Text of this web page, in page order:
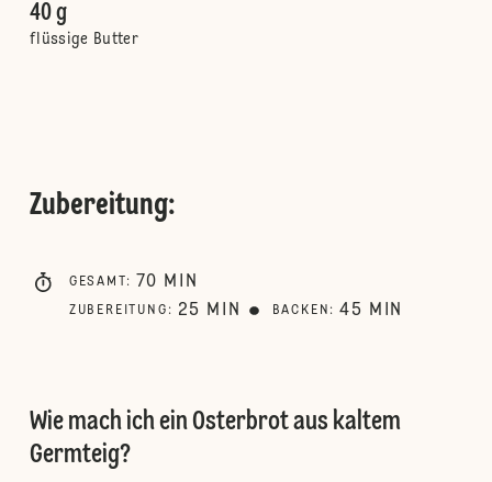
40 g
flüssige Butter
Zubereitung:
GESAMT : 70 MIN
ZUBEREITUNG : 25 MIN BACKEN : 45 MIN
Wie mach ich ein Osterbrot aus kaltem
Germteig?